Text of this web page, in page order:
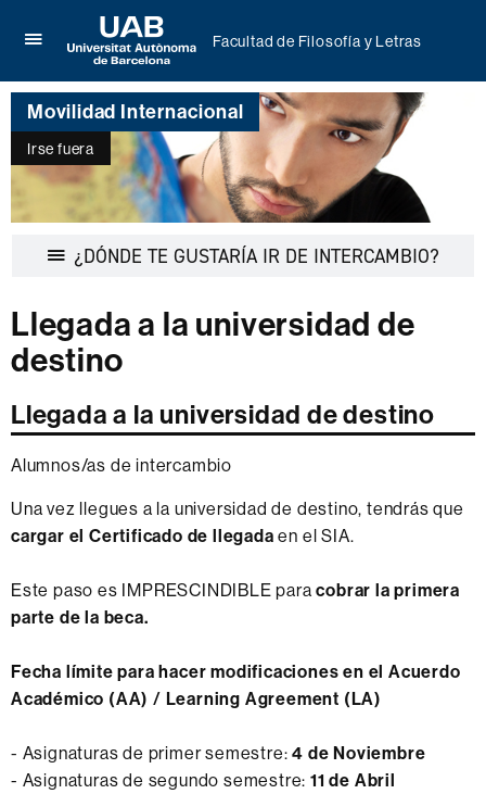
aquí
para
desplegar
el
menú
de
Facultad
de
Filosofía
Universitat
Autònoma
de
Barcelona
Facultad de Filosofía y Letras
Movilidad Internacional
Irse fuera
¿DÓNDE TE GUSTARÍA IR DE INTERCAMBIO?
Llegada a la universidad de
destino
Llegada a la universidad de destino
Alumnos/as de intercambio
Una vez llegues a la universidad de destino, tendrás que
cargar el Certificado de llegadaen el SIA.
Este paso es IMPRESCINDIBLE para cobrar la primera
parte de la beca.
Fecha límite para hacer modificaciones en el Acuerdo
Académico (AA) / Learning Agreement (LA)
- Asignaturas de primer semestre: 4 de Noviembre
- Asignaturas de segundo semestre: 11 de Abril